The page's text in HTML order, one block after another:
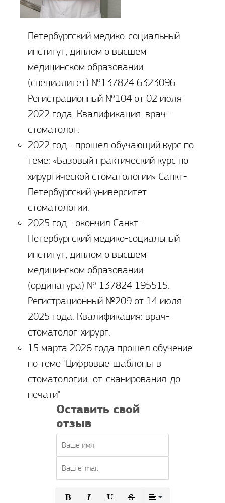
Петербургский медико-социальный
институт, диплом о высшем
медицинском образовании
(специалитет) №137824 6323096.
Регистрационный №104 от 02 июля
2022 года. Квалификация: врач-
стоматолог.
2022 год - прошел обучающий курс по
теме: «Базовый практический курс по
хирургической стоматологии» Санкт-
Петербургский университет
стоматологии.
2025 год - окончил Санкт-
Петербургский медико-социальный
институт, диплом о высшем
медицинском образовании
(ординатура) № 137824 195515.
Регистрационный №209 от 14 июля
2025 года. Квалификация: врач-
стоматолог-хирург.
15 марта 2026 года прошёл обучение
по теме "Цифровые шаблоны в
стоматологии: от сканирования до
печати"
Оставить свой
отзыв